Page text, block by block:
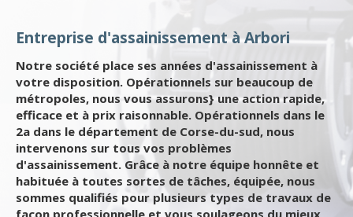
Entreprise d'assainissement à Arbori
Notre société place ses années d'assainissement à
votre disposition. Opérationnels sur beaucoup de
métropoles, nous vous assurons} une action rapide,
efficace et à prix raisonnable. Opérationnels dans le
2a dans le département de Corse-du-sud, nous
intervenons sur tous vos problèmes
d'assainissement. Grâce à notre équipe honnête et
habituée à toutes sortes de tâches, équipée, nous
sommes qualifiés pour plusieurs types de travaux de
façon professionnelle et vous soulageons du mieux